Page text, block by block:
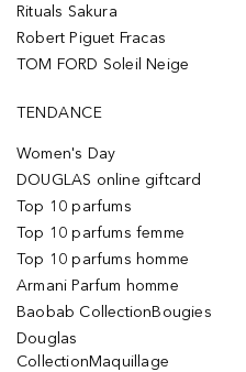
Rituals Sakura
Robert Piguet Fracas
TOM FORD Soleil Neige
TENDANCE
Women's Day
DOUGLAS online giftcard
Top 10 parfums
Top 10 parfums femme
Top 10 parfums homme
Armani Parfum homme
Baobab CollectionBougies
Douglas
CollectionMaquillage